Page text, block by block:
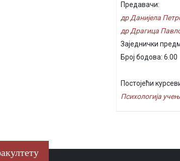
Предавачи:
др Данијела
др Драгица
Заједнички
Број бодова: 6.00
Постојећи
Психологија